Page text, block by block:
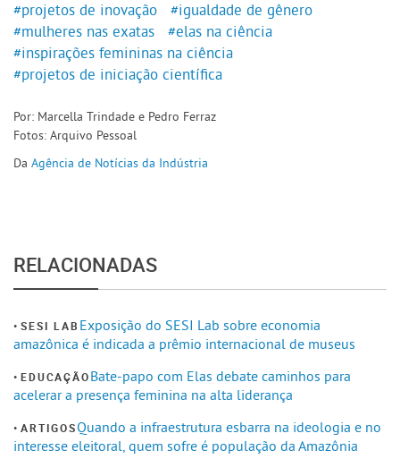
#projetos de inovação
#igualdade de gênero
#mulheres nas exatas
#elas na ciência
#inspirações femininas na ciência
#projetos de iniciação científica
Por: Marcella Trindade e Pedro Ferraz
Fotos: Arquivo Pessoal
Da Agência de Notícias da Indústria
RELACIONADAS
SESI LAB Exposição do SESI Lab sobre economia
amazônica é indicada a prêmio internacional de museus
EDUCAÇÃOBate-papo com Elas debate caminhos para
acelerar a presença feminina na alta liderança
ARTIGOSQuando a infraestrutura esbarra na ideologia e no
interesse eleitoral, quem sofre é população da Amazônia